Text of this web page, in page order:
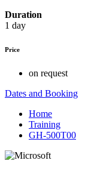
Duration
1 day
Price
on request
Dates and Booking
Home
Training
GH-500T00